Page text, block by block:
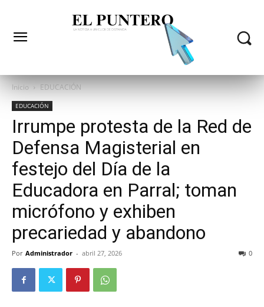
Inicio EDUCACIÓN
EDUCACIÓN
Irrumpe protesta de la Red de
Defensa Magisterial en
festejo del Día de la
Educadora en Parral; toman
micrófono y exhiben
precariedad y abandono
Por Administrador - abril 27, 2026 0